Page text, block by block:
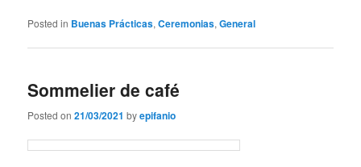
Posted in Buenas Prácticas,Ceremonias,General
Sommelier de café
Posted on21/03/2021 byepifanio